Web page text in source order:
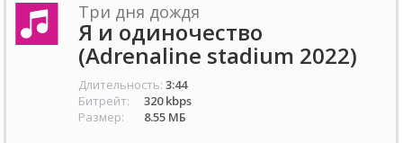
Три дня дождя
Я и одиночество
(Adrenaline stadium 2022)
Длительность: 3:44
Битрейт:
320 kbps
Размер:
8.55 МБ